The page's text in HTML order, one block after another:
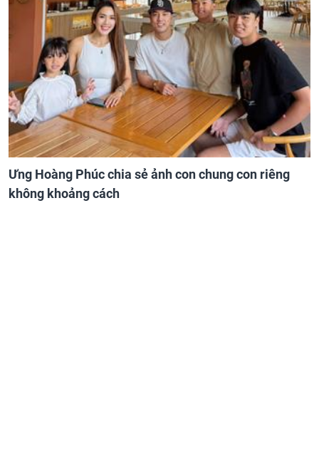
Ưng Hoàng Phúc chia sẻ ảnh con chung con riêng
không khoảng cách